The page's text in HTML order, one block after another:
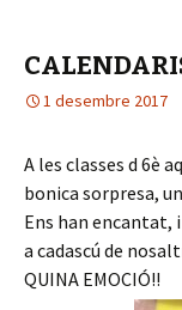
k
1 desembre 2017
A les classes d 6è
bonica sorpresa,
Ens han encantat,
a cadascú de
QUINA EMOCIÓ!!